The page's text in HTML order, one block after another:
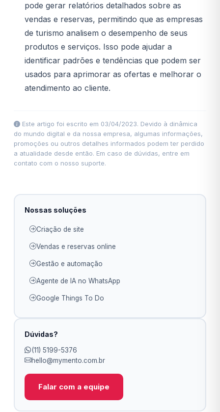
pode gerar relatórios detalhados sobre as
vendas e reservas, permitindo que as empresas
de turismo analisem o desempenho de seus
produtos e serviços. Isso pode ajudar a
identificar padrões e tendências que podem ser
usados para aprimorar as ofertas e melhorar o
atendimento ao cliente.
Este artigo foi escrito em 03/04/2023. Devido à dinâmica
do mundo digital e da nossa empresa, algumas informações,
promoções ou outros detalhes informados podem ter perdido
a atualidade desde então. Em caso de dúvidas, entre em
contato com o nosso suporte.
Nossas soluções
Criação de site
Vendas e reservas online
Gestão e automação
Agente de IA no WhatsApp
Google Things To Do
Dúvidas?
(11) 5199-5376
hello@mymento.com.br
Falar com a equipe